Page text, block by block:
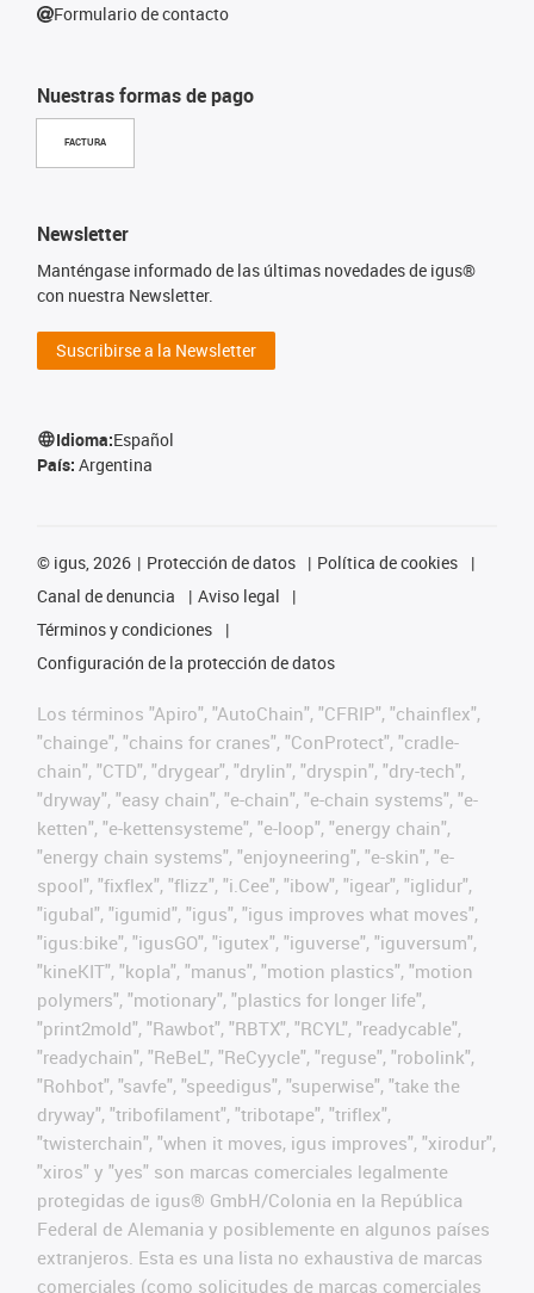
Nuestras formas de pago
FACTURA
Formulario de contacto
Newsletter
Manténgase informado de las últimas novedades de igus®
con nuestra Newsletter.
Suscribirse a la Newsletter
Idioma:Español
País: Argentina
© igus, 2026 Protección de datos
Política de cookies
Canal de denuncia
Aviso legal
Términos y condiciones
Configuración de la protección de datos
Los términos "Apiro", "AutoChain", "CFRIP", "chainflex",
"chainge", "chains for cranes", "ConProtect", "cradle-
chain", "CTD", "drygear", "drylin", "dryspin", "dry-tech",
"dryway", "easy chain", "e-chain", "e-chain systems", "e-
ketten", "e-kettensysteme", "e-loop", "energy chain",
"energy chain systems", "enjoyneering", "e-skin", "e-
spool", "fixflex", "flizz", "i.Cee", "ibow", "igear", "iglidur",
"igubal", "igumid", "igus", "igus improves what moves",
"igus:bike", "igusGO", "igutex", "iguverse", "iguversum",
"kineKIT", "kopla", "manus", "motion plastics", "motion
polymers", "motionary", "plastics for longer life",
"print2mold", "Rawbot", "RBTX", "RCYL", "readycable",
"readychain", "ReBeL", "ReCyycle", "reguse", "robolink",
"Rohbot", "savfe", "speedigus", "superwise", "take the
dryway", "tribofilament", "tribotape", "triflex",
"twisterchain", "when it moves, igus improves", "xirodur",
"xiros" y "yes" son marcas comerciales legalmente
protegidas de igus® GmbH/Colonia en la República
Federal de Alemania y posiblemente en algunos países
extranjeros. Esta es una lista no exhaustiva de marcas
comerciales (como solicitudes de marcas comerciales